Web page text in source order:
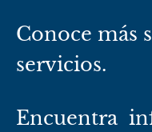
Conoce más
servicios.
Encuentra